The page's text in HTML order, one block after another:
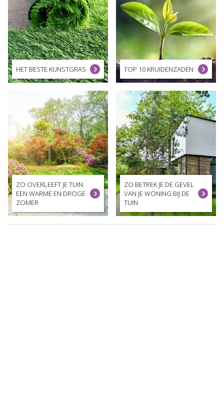
HET BESTE KUNSTGRAS TOP 10 KRUIDENZADEN
ZO OVERLEEFT JE TUIN
EEN WARME EN DROGE
ZOMER
ZO BETREK JE DE GEVEL
VAN JE WONING BIJ DE
TUIN